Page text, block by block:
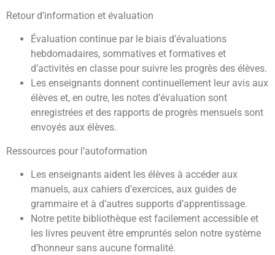
Retour d’information et évaluation
Évaluation continue par le biais d’évaluations
hebdomadaires, sommatives et formatives et
d’activités en classe pour suivre les progrès des élèves.
Les enseignants donnent continuellement leur avis aux
élèves et, en outre, les notes d’évaluation sont
enregistrées et des rapports de progrès mensuels sont
envoyés aux élèves.
Ressources pour l’autoformation
Les enseignants aident les élèves à accéder aux
manuels, aux cahiers d’exercices, aux guides de
grammaire et à d’autres supports d’apprentissage.
Notre petite bibliothèque est facilement accessible et
les livres peuvent être empruntés selon notre système
d’honneur sans aucune formalité.